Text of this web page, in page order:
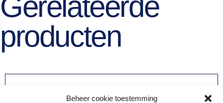
Beheer cookie toestemming
producten